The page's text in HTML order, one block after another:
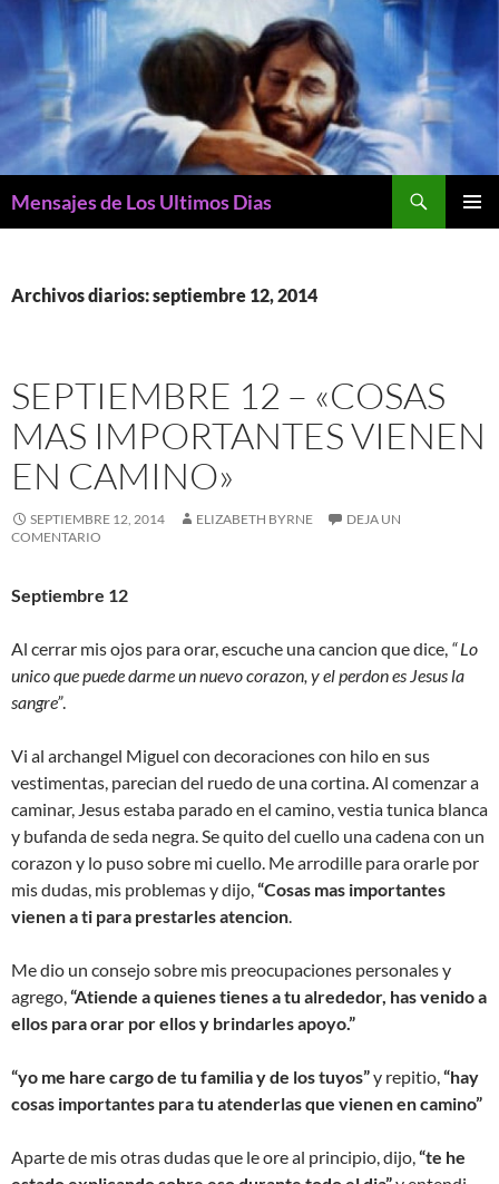
Mensajes de Los Ultimos Dias
Archivos diarios: septiembre 12, 2014
SEPTIEMBRE 12 – «COSAS
MAS IMPORTANTES VIENEN
EN CAMINO»
SEPTIEMBRE 12, 2014 ELIZABETH BYRNE
DEJA UN
COMENTARIO
Septiembre 12
Al cerrar mis ojos para orar, escuche una cancion que dice, “ Lo
unico que puede darme un nuevo corazon, y el perdon es Jesus la
sangre”.
Vi al archangel Miguel con decoraciones con hilo en sus
vestimentas, parecian del ruedo de una cortina. Al comenzar a
caminar, Jesus estaba parado en el camino, vestia tunica blanca
y bufanda de seda negra. Se quito del cuello una cadena con un
corazon y lo puso sobre mi cuello. Me arrodille para orarle por
mis dudas, mis problemas y dijo, “Cosas mas importantes
vienen a ti para prestarles atencion
Me dio un consejo sobre mis preocupaciones personales y
agrego, “Atiende a quienes tienes a tu alrededor, has venido a
ellos para orar por ellos y brindarles apoyo.”
“yo me hare cargo de tu familia y de los tuyos”y repitio, “hay
cosas importantes para tu atenderlas que vienen en camino”
Aparte de mis otras dudas que le ore al principio, dijo, “te he